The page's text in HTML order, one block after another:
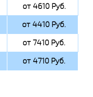
от 4610 Руб.
от 4410 Руб.
от 7410 Руб.
от 4710 Руб.